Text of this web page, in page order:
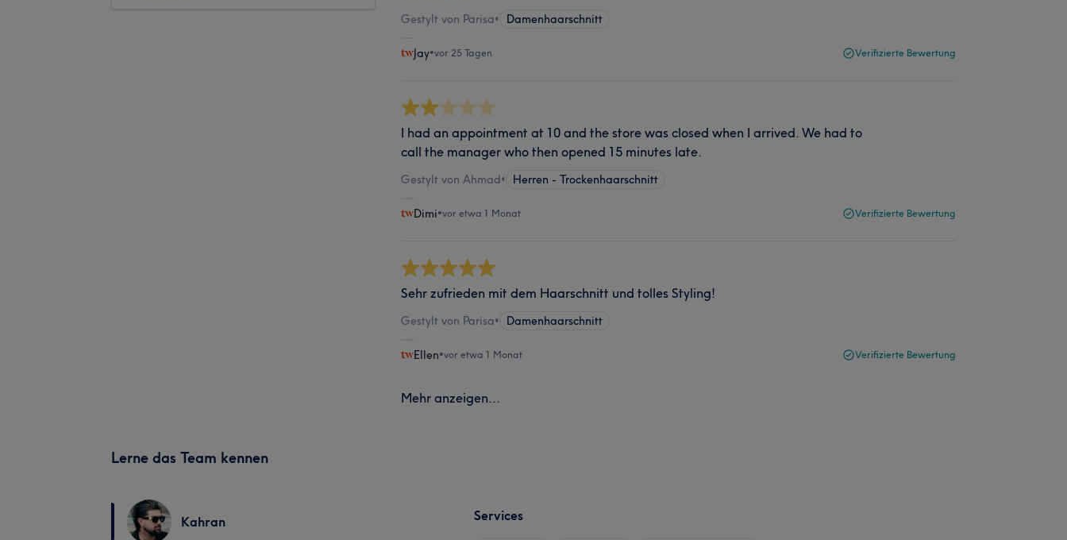
Gestylt von Parisa• Damenhaarschnitt
Jay•vor 25 Tagen Verifizierte Bewertung
I had an appointment at 10 and the store was closed when I arrived. We had to
call the manager who then opened 15 minutes late.
Gestylt von Ahmad• Herren - Trockenhaarschnitt
Dimi•vor etwa 1 Monat Verifizierte Bewertung
Sehr zufrieden mit dem Haarschnitt und tolles Styling!
Gestylt von Parisa• Damenhaarschnitt
Ellen•vor etwa 1 Monat Verifizierte Bewertung
Mehr anzeigen...
Lerne das Team kennen
Kahran Services